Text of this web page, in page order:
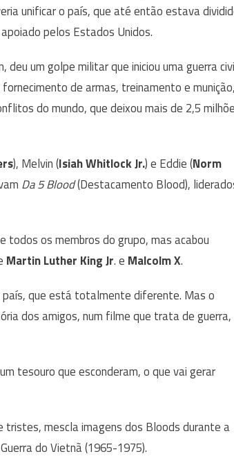
unificar o país, que até então estava
pelos Estados Unidos.
deu um golpe militar que iniciou uma guerra
de armas, treinamento e munição,
do mundo, que deixou mais de 2,5
), Melvin (Isiah Whitlock Jr.) e Eddie (Norm
Da 5 Blood(Destacamento Blood),
todos os membros do grupo, mas acabou
Martin Luther King Jr. e Malcolm X.
que está totalmente diferente. Mas o
dos amigos, num filme que trata de guerra,
tesouro que esconderam, o que vai gerar
mescla imagens dos Bloods durante a
do Vietnã (1965-1975).